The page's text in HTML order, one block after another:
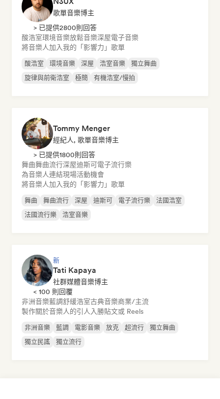
歌單音樂博主
> 已提供2800則回答
酸浩室環境音樂放鬆音樂深屋電子音樂
將音樂人加入我的「影響力」歌單
酸浩室 環境音樂 深屋 浩室音樂
獨立舞曲
旋律與前衛浩室
極簡 有機浩室/慢拍
Tommy Menger
經紀人, 歌單音樂博主
> 已提供1800則回答
舞曲舞曲流行深屋迪斯可電子流行樂
為音樂人連結現場活動機會
將音樂人加入我的「影響力」歌單
舞曲 舞曲流行 深屋 迪斯可 電子流行樂
法國浩室
法國流行樂
浩室音樂
新
Tati Kapaya
社群媒體音樂博主
< 100 則回覆
非洲音樂藍調舒緩浩室古典音樂商業/主流
製作關於音樂人的引人入勝貼文或 Reels
非洲音樂 藍調 電影音樂 放克 超流行
獨立舞曲
獨立民謠
獨立流行